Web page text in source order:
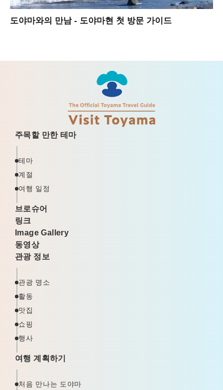
도야마와의 만남 - 도야마현 첫 방문 가이드
주목할 만한 테마
테마
계절
여행 일정
브로슈어
링크
Image Gallery
동영상
관광 정보
관광 명소
활동
맛집
쇼핑
행사
여행 계획하기
처음 만나는 도야마